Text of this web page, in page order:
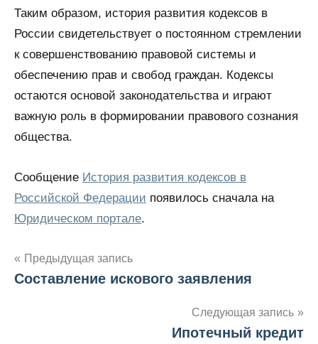
Таким образом, история развития кодексов в
России свидетельствует о постоянном стремлении
к совершенствованию правовой системы и
обеспечению прав и свобод граждан. Кодексы
остаются основой законодательства и играют
важную роль в формировании правового сознания
общества.
Сообщение История развития кодексов в
Российской Федерации появилось сначала на
Юридическом портале.
Навигация
по
Предыдущая запись
Составление искового заявления
Следующая запись
Ипотечный кредит